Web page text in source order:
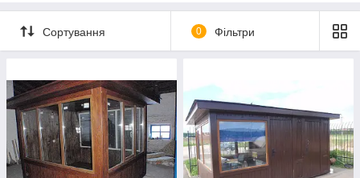
Сортування 0 Фільтри